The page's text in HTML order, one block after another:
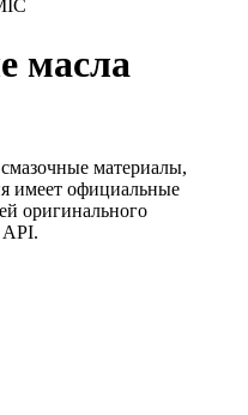
масла
материалы,
имеет официальные
оригинального